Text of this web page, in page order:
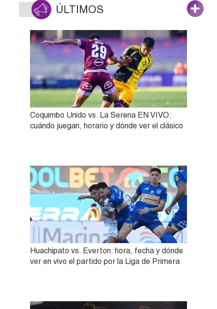
ÚLTIMOS
Coquimbo Unido vs. La Serena EN VIVO:
cuándo juegan, horario y dónde ver el clásico
Huachipato vs. Everton: hora, fecha y dónde
ver en vivo el partido por la Liga de Primera